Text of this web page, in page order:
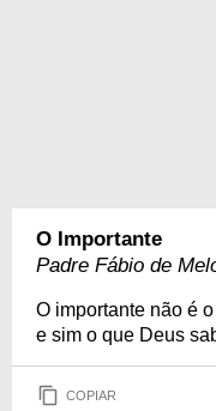
O Importante
Padre Fábio de
O importante não é
e sim o que Deus
COPIAR